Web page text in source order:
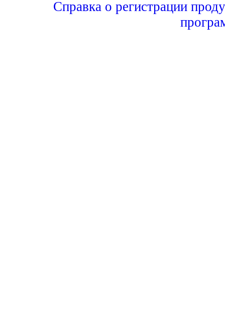
Справка о регистрации